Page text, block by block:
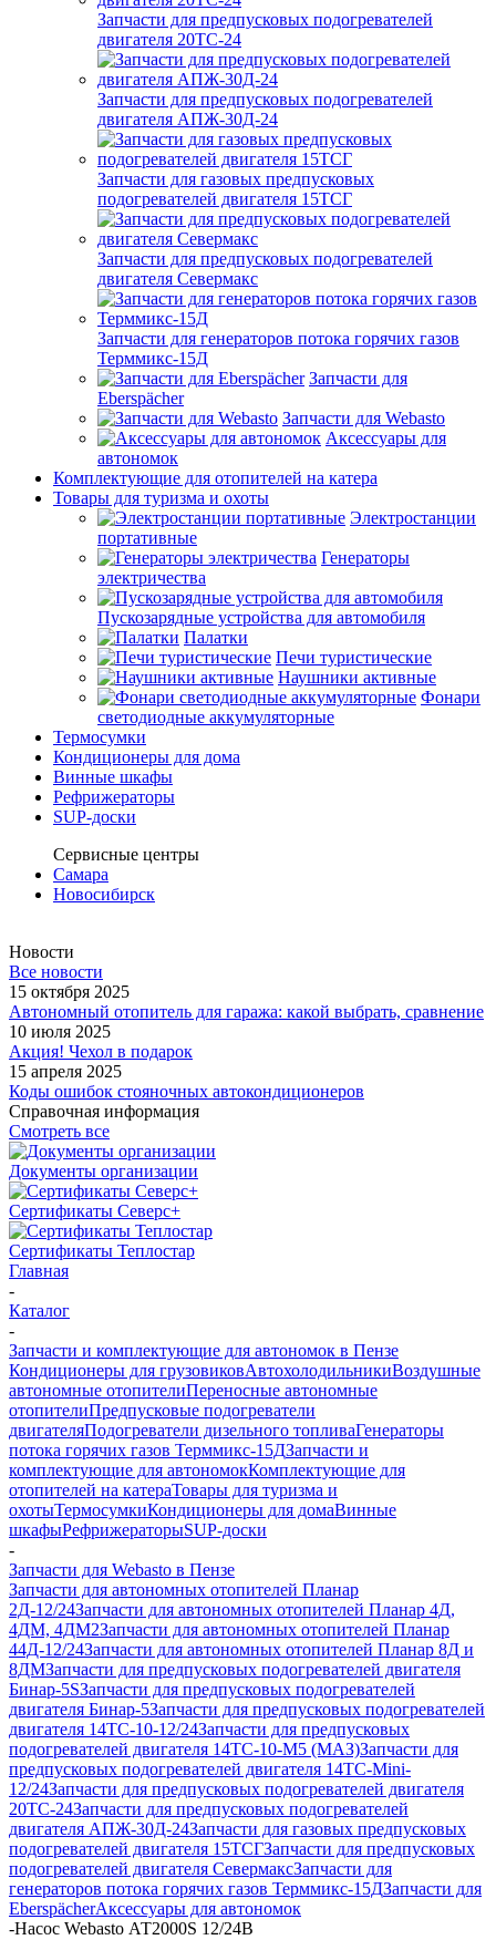
Запчасти для предпусковых подогревателей
двигателя 20ТС-24
Запчасти для предпусковых подогревателей
двигателя АПЖ-30Д-24
Запчасти для газовых предпусковых
подогревателей двигателя 15ТСГ
Запчасти для предпусковых подогревателей
двигателя Севермакс
Запчасти для генераторов потока горячих газов
Терммикс-15Д
Запчасти для
Eberspächer
Запчасти для Webasto
Аксессуары для
автономок
Комплектующие для отопителей на катера
Товары для туризма и охоты
Электростанции
портативные
Генераторы
электричества
Пускозарядные устройства для автомобиля
Палатки
Печи туристические
Наушники активные
Фонари
светодиодные аккумуляторные
Термосумки
Кондиционеры для дома
Винные шкафы
Рефрижераторы
SUP-доски
Сервисные центры
Самара
Новосибирск
Новости
Все новости
15 октября 2025
Автономный отопитель для гаража: какой выбрать, сравнение
10 июля 2025
Акция! Чехол в подарок
15 апреля 2025
Коды ошибок стояночных автокондиционеров
Справочная информация
Смотреть все
Документы организации
Сертификаты Северс+
Сертификаты Теплостар
Главная
-
Каталог
-
Запчасти и комплектующие для автономок в Пензе
Кондиционеры для грузовиковАвтохолодильникиВоздушные
автономные отопителиПереносные автономные
отопителиПредпусковые подогреватели
двигателяПодогреватели дизельного топливаГенераторы
потока горячих газов Терммикс-15ДЗапчасти и
комплектующие для автономокКомплектующие для
отопителей на катераТовары для туризма и
охотыТермосумкиКондиционеры для домаВинные
шкафыРефрижераторыSUP-доски
-
Запчасти для Webasto в Пензе
Запчасти для автономных отопителей Планар
2Д-12/24Запчасти для автономных отопителей Планар 4Д,
4ДМ, 4ДМ2Запчасти для автономных отопителей Планар
44Д-12/24Запчасти для автономных отопителей Планар 8Д и
8ДМЗапчасти для предпусковых подогревателей двигателя
Бинар-5SЗапчасти для предпусковых подогревателей
двигателя Бинар-5Запчасти для предпусковых подогревателей
двигателя 14ТС-10-12/24Запчасти для предпусковых
подогревателей двигателя 14ТС-10-М5 (МАЗ)Запчасти для
предпусковых подогревателей двигателя 14ТС-Mini-
12/24Запчасти для предпусковых подогревателей двигателя
20ТС-24Запчасти для предпусковых подогревателей
двигателя АПЖ-30Д-24Запчасти для газовых предпусковых
подогревателей двигателя 15ТСГЗапчасти для предпусковых
подогревателей двигателя СевермаксЗапчасти для
генераторов потока горячих газов Терммикс-15ДЗапчасти для
EberspächerАксессуары для автономок
-Насос Webasto АТ2000S 12/24В